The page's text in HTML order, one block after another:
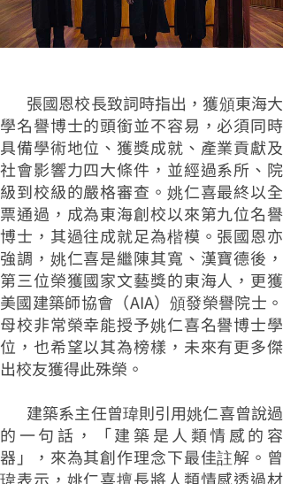
張國恩校長致詞時指出，獲頒東海大
學名譽博士的頭銜並不容易，必須同時
具備學術地位、獲獎成就、產業貢獻及
社會影響力四大條件，並經過系所、院
級到校級的嚴格審查。姚仁喜最終以全
票通過，成為東海創校以來第九位名譽
博士，其過往成就足為楷模。張國恩亦
強調，姚仁喜是繼陳其寬、漢寶德後，
第三位榮獲國家文藝獎的東海人，更獲
美國建築師協會（AIA）頒發榮譽院士。
母校非常榮幸能授予姚仁喜名譽博士學
位，也希望以其為榜樣，未來有更多傑
出校友獲得此殊榮。
建築系主任曾瑋則引用姚仁喜曾說過
的一句話，「建築是人類情感的容
器」，來為其創作理念下最佳註解。曾
瑋表示，姚仁喜擅長將人類情感透過材